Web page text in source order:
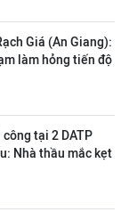
Giá (An Giang):
làm hỏng tiến độ
tại 2 DATP
Nhà thầu mắc kẹt